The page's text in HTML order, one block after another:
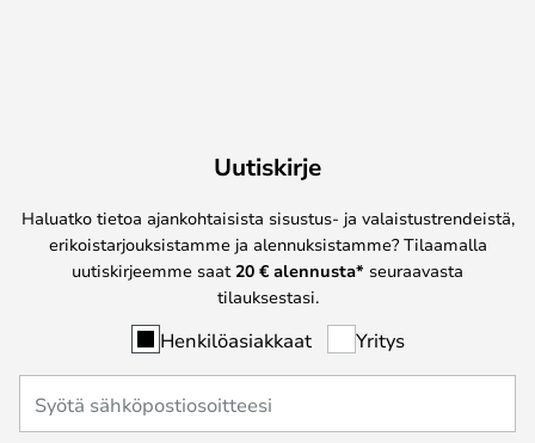
Uutiskirje
Haluatko tietoa ajankohtaisista sisustus- ja valaistustrendeistä,
erikoistarjouksistamme ja alennuksistamme? Tilaamalla
uutiskirjeemme saat 20 € alennusta* seuraavasta
tilauksestasi.
Henkilöasiakkaat Yritys